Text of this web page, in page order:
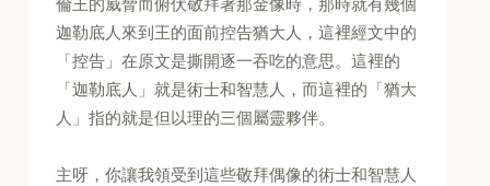
迦勒底人來到王的面前控告猶大人，這裡經文中的
「控告」在原文是撕開逐一吞吃的意思。這裡的
「迦勒底人」就是術士和智慧人，而這裡的「猶大
人」指的就是但以理的三個屬靈夥伴。
主呀，你讓我領受到這些敬拜偶像的術士和智慧人